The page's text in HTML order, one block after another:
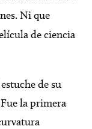
Ni que
de ciencia
de su
la primera